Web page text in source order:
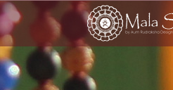
Zum
Inhalt
springen